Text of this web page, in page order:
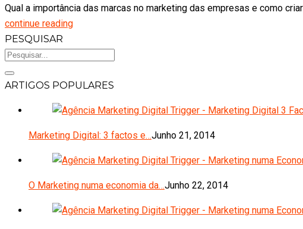
Qual a importância das marcas no marketing das empresas e como
continue reading
PESQUISAR
ARTIGOS POPULARES
Marketing Digital: 3 factos e…Junho 21, 2014
O Marketing numa economia da…Junho 22, 2014